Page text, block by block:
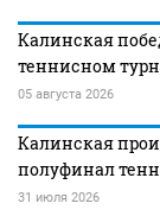
Калинская
теннисном
05 августа 2026
Калинская
полуфинал
31 июля 2026